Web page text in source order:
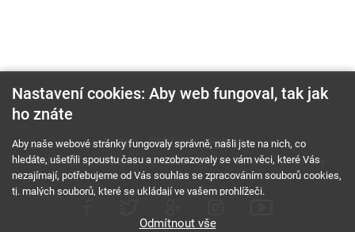
O nás RSS feed
Reklama
Podmínky použití a ochrana soukromí
Cookies Kariéra
Nastavení cookies: Aby web fungoval, tak jak
ho znáte
Aby naše webové stránky fungovaly správně, našli jste na nich, co
hledáte, ušetřili spoustu času a nezobrazovaly se vám věci, které Vás
nezajímají, potřebujeme od Vás souhlas se zpracováním souborů cookies,
tj. malých souborů, které se ukládají ve vašem prohlížeči.
Odmítnout vše